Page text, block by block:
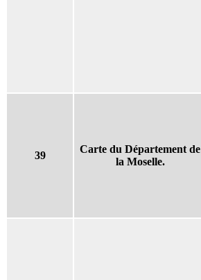
39
Carte du Département de
la Moselle.